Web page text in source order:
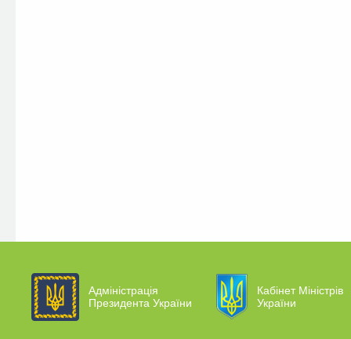
Адміністрація
Президента України
Кабінет Міністрів
України